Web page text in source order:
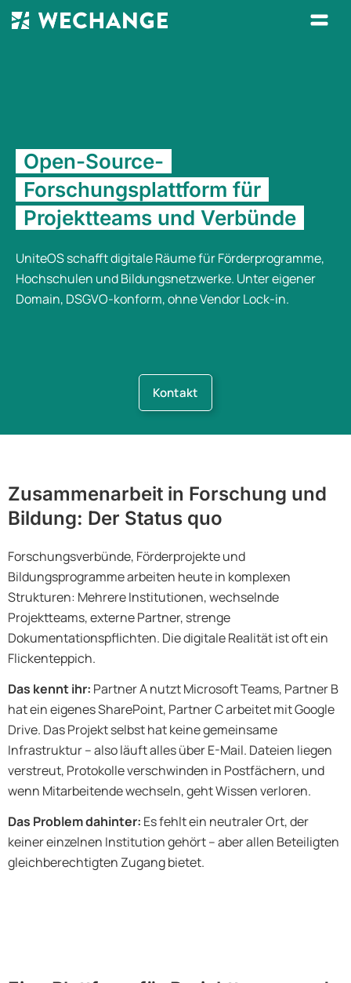
Open-Source-
Forschungsplattform für
Projektteams und Verbünde
UniteOS schafft digitale Räume für Förderprogramme,
Hochschulen und Bildungsnetzwerke. Unter eigener
Domain, DSGVO-konform, ohne Vendor Lock-in.
Kontakt
Zusammenarbeit in Forschung und
Bildung: Der Status quo
Forschungsverbünde, Förderprojekte und
Bildungsprogramme arbeiten heute in komplexen
Strukturen: Mehrere Institutionen, wechselnde
Projektteams, externe Partner, strenge
Dokumentationspflichten. Die digitale Realität ist oft ein
Flickenteppich.
Das kennt ihr: Partner A nutzt Microsoft Teams, Partner B
hat ein eigenes SharePoint, Partner C arbeitet mit Google
Drive. Das Projekt selbst hat keine gemeinsame
Infrastruktur – also läuft alles über E-Mail. Dateien liegen
verstreut, Protokolle verschwinden in Postfächern, und
wenn Mitarbeitende wechseln, geht Wissen verloren.
Das Problem dahinter: Es fehlt ein neutraler Ort, der
keiner einzelnen Institution gehört – aber allen Beteiligten
gleichberechtigten Zugang bietet.